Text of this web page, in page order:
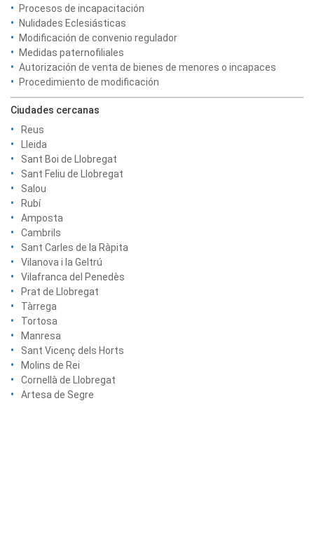
Procesos de incapacitación
Nulidades Eclesiásticas
Modificación de convenio regulador
Medidas paternofiliales
Autorización de venta de bienes de menores o incapaces
Procedimiento de modificación
Ciudades cercanas
Reus
Lleida
Sant Boi de Llobregat
Sant Feliu de Llobregat
Salou
Rubí
Amposta
Cambrils
Sant Carles de la Ràpita
Vilanova i la Geltrú
Vilafranca del Penedès
Prat de Llobregat
Tàrrega
Tortosa
Manresa
Sant Vicenç dels Horts
Molins de Rei
Cornellà de Llobregat
Artesa de Segre